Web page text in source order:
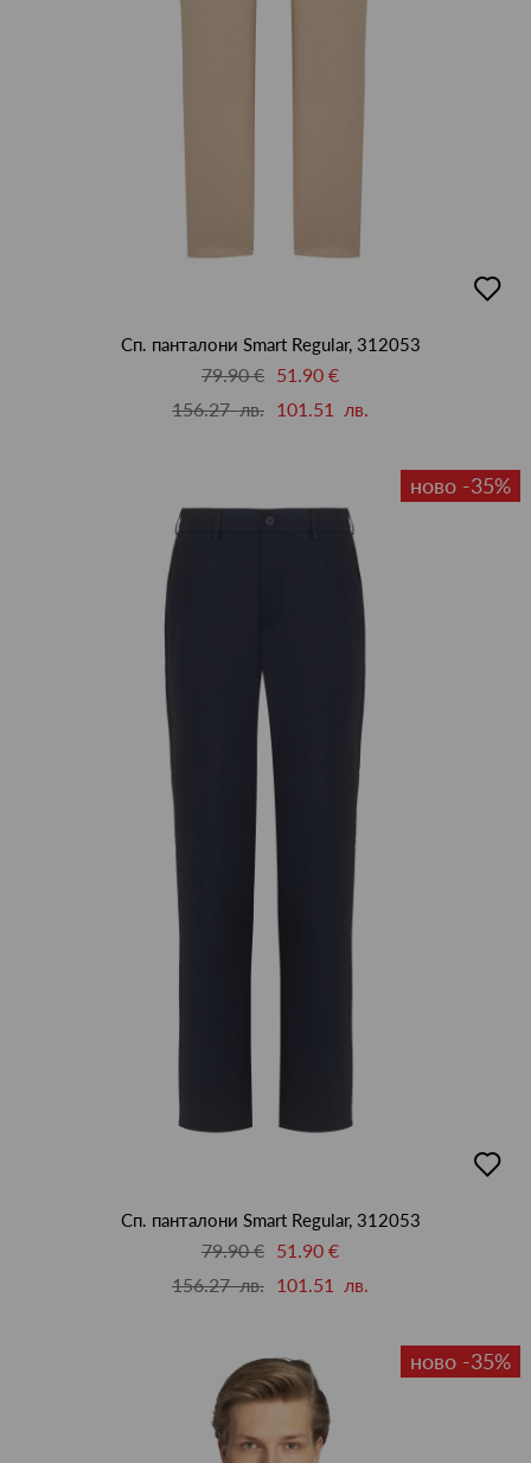
в
Сп. панталони Smart Regular, 312053
79.90 € 51.90 €
156.27 лв. 101.51 лв.
ново -35%
в
Сп. панталони Smart Regular, 312053
79.90 € 51.90 €
156.27 лв. 101.51 лв.
ново -35%